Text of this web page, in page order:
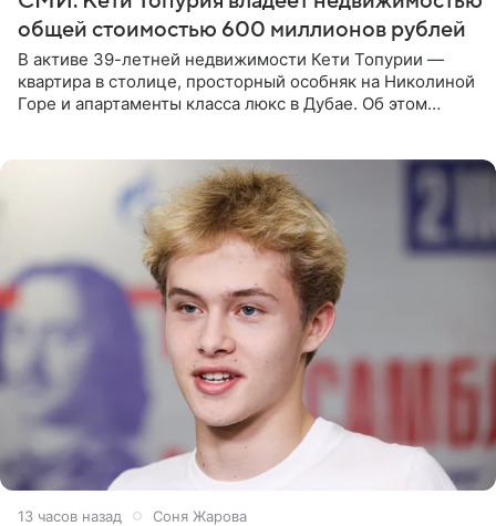
общей стоимостью 600 миллионов рублей
В активе 39-летней недвижимости Кети Топурии —
квартира в столице, просторный особняк на Николиной
Горе и апартаменты класса люкс в Дубае. Об этом
13 часов назад Соня Жарова